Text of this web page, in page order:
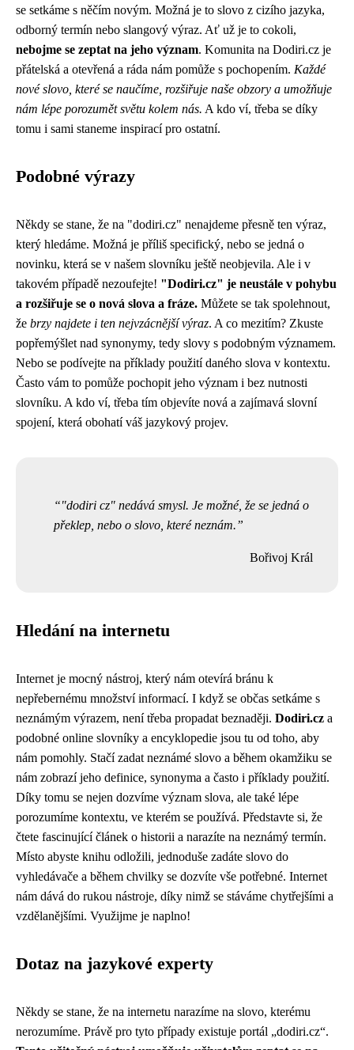
se setkáme s něčím novým. Možná je to slovo z cizího jazyka,
odborný termín nebo slangový výraz. Ať už je to cokoli,
nebojme se zeptat na jeho význam. Komunita na Dodiri.cz je
přátelská a otevřená a ráda nám pomůže s pochopením. Každé
nové slovo, které se naučíme, rozšiřuje naše obzory a umožňuje
nám lépe porozumět světu kolem nás. A kdo ví, třeba se díky
tomu i sami staneme inspirací pro ostatní.
Podobné výrazy
Někdy se stane, že na "dodiri.cz" nenajdeme přesně ten výraz,
který hledáme. Možná je příliš specifický, nebo se jedná o
novinku, která se v našem slovníku ještě neobjevila. Ale i v
takovém případě nezoufejte! "Dodiri.cz" je neustále v pohybu
a rozšiřuje se o nová slova a fráze. Můžete se tak spolehnout,
že brzy najdete i ten nejvzácnější výraz. A co mezitím? Zkuste
popřemýšlet nad synonymy, tedy slovy s podobným významem.
Nebo se podívejte na příklady použití daného slova v kontextu.
Často vám to pomůže pochopit jeho význam i bez nutnosti
slovníku. A kdo ví, třeba tím objevíte nová a zajímavá slovní
spojení, která obohatí váš jazykový projev.
"dodiri cz" nedává smysl. Je možné, že se jedná o
překlep, nebo o slovo, které neznám.
Bořivoj Král
Hledání na internetu
Internet je mocný nástroj, který nám otevírá bránu k
nepřebernému množství informací. I když se občas setkáme s
neznámým výrazem, není třeba propadat beznaději. Dodiri.cz a
podobné online slovníky a encyklopedie jsou tu od toho, aby
nám pomohly. Stačí zadat neznámé slovo a během okamžiku se
nám zobrazí jeho definice, synonyma a často i příklady použití.
Díky tomu se nejen dozvíme význam slova, ale také lépe
porozumíme kontextu, ve kterém se používá. Představte si, že
čtete fascinující článek o historii a narazíte na neznámý termín.
Místo abyste knihu odložili, jednoduše zadáte slovo do
vyhledávače a během chvilky se dozvíte vše potřebné. Internet
nám dává do rukou nástroje, díky nimž se stáváme chytřejšími a
vzdělanějšími. Využijme je naplno!
Dotaz na jazykové experty
Někdy se stane, že na internetu narazíme na slovo, kterému
nerozumíme. Právě pro tyto případy existuje portál „dodiri.cz“.